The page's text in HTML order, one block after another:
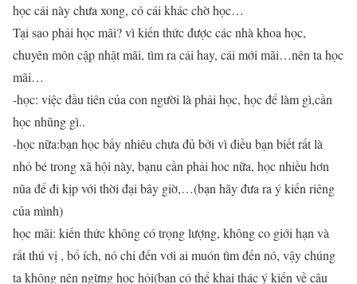
học cái này chưa xong, có cái khác chờ học…
Tại sao phải học mãi? vì kiến thức được các nhà khoa học,
chuyên môn cập nhật mãi, tìm ra cái hay, cái mới mãi…nên ta học
mãi…
-học: việc đầu tiên của con người là phải học, học để làm gì,cần
học nhũng gì..
-học nữa:bạn học bấy nhiêu chưa đủ bởi vì điều bạn biết rất là
nhỏ bé trong xã hội này, bạnu cần phải hoc nữa, học nhiều hơn
nũa để đi kịp với thời đại bây giờ,…(bạn hãy đưa ra ý kiến riêng
của mình)
học mãi: kiến thức không có trọng lượng, không co giới hạn và
rất thú vị , bổ ích, nó chỉ đến vơi ai muón tìm đến nó, vậy chúng
ta không nên ngừng học hỏi(bạn có thể khai thác ý kiến về câu